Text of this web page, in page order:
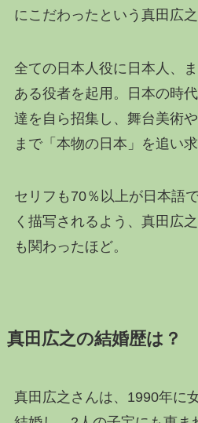
にこだわったという真田広之
全ての日本人役に日本人、
ある役者を起用。日本の時
達を自ら招集し、舞台美術
まで「本物の日本」を追い求
セリフも70％以上が日本語
く描写されるよう、真田広
も関わったほど。
真田広之の結婚歴は？
真田広之さんは、1990年に